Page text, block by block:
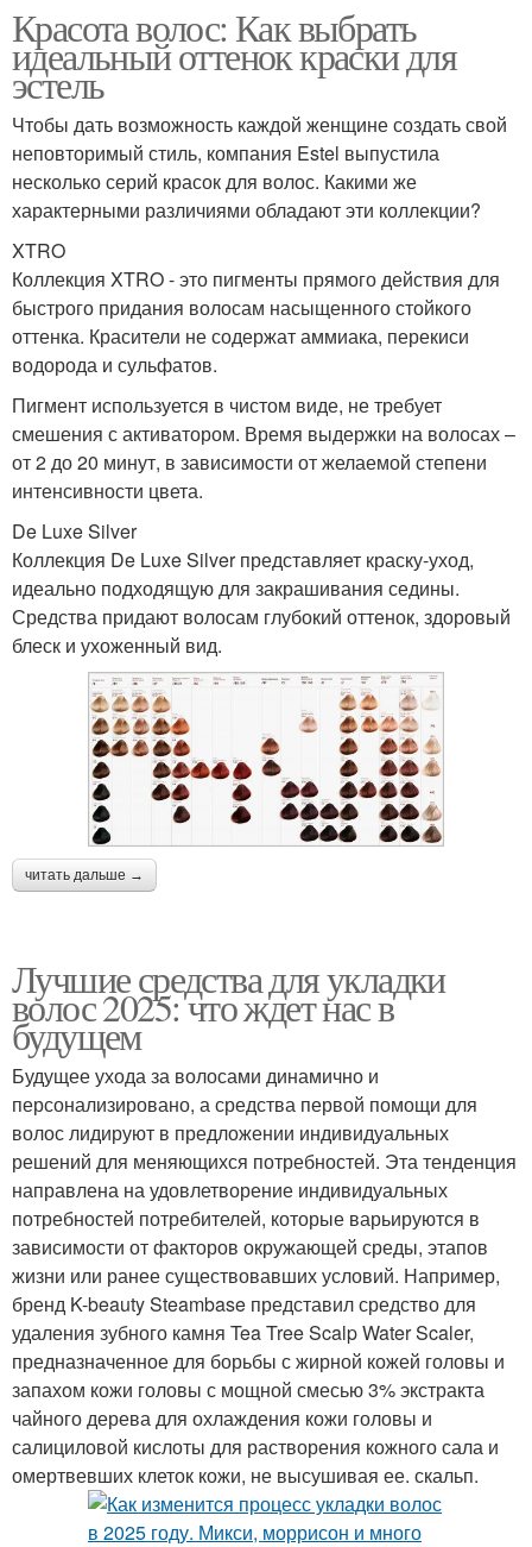
Красота волос: Как выбрать
идеальный оттенок краски для
эстель
Чтобы дать возможность каждой женщине создать свой
неповторимый стиль, компания Estel выпустила
несколько серий красок для волос. Какими же
характерными различиями обладают эти коллекции?
XTRO
Коллекция XTRO - это пигменты прямого действия для
быстрого придания волосам насыщенного стойкого
оттенка. Красители не содержат аммиака, перекиси
водорода и сульфатов.
Пигмент используется в чистом виде, не требует
смешения с активатором. Время выдержки на волосах –
от 2 до 20 минут, в зависимости от желаемой степени
интенсивности цвета.
De Luxe Silver
Коллекция De Luxe Silver представляет краску-уход,
идеально подходящую для закрашивания седины.
Средства придают волосам глубокий оттенок, здоровый
блеск и ухоженный вид.
читать дальше →
Лучшие средства для укладки
волос 2025: что ждет нас в
будущем
Будущее ухода за волосами динамично и
персонализировано, а средства первой помощи для
волос лидируют в предложении индивидуальных
решений для меняющихся потребностей. Эта тенденция
направлена ​​на удовлетворение индивидуальных
потребностей потребителей, которые варьируются в
зависимости от факторов окружающей среды, этапов
жизни или ранее существовавших условий. Например,
бренд K-beauty Steambase представил средство для
удаления зубного камня Tea Tree Scalp Water Scaler,
предназначенное для борьбы с жирной кожей головы и
запахом кожи головы с мощной смесью 3% экстракта
чайного дерева для охлаждения кожи головы и
салициловой кислоты для растворения кожного сала и
омертвевших клеток кожи, не высушивая ее. скальп.